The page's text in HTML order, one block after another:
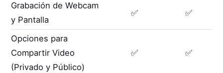
Grabación de Webcam
y Pantalla
✅ ✅
Opciones para
Compartir Video
(Privado y Público)
✅ ✅